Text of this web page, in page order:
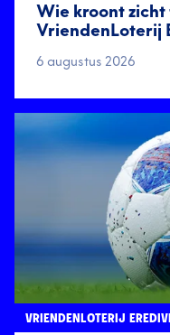
Wie kroont
VriendenLoterij
6 augustus 2026
VRIENDENLOTERIJ